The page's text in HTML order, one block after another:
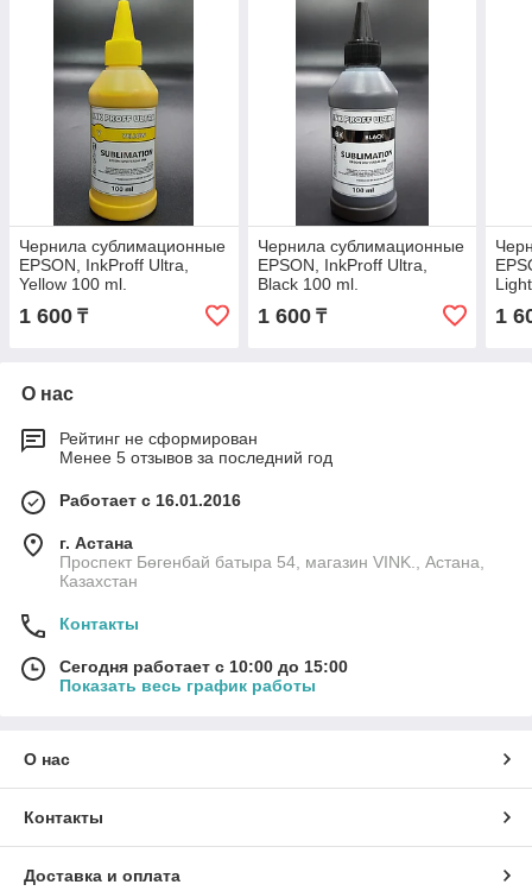
Чернила сублимационные
EPSON, InkProff Ultra,
Yellow 100 ml.
1 600 ₸
Чернила сублимационные
EPSON, InkProff Ultra,
Black 100 ml.
1 600₸ 1
О нас
Рейтинг не сформирован
Менее 5 отзывов за последний год
Работает с 16.01.2016
г. Астана
Проспект Бөгенбай батыра 54, магазин VINK., Астана,
Казахстан
Контакты
Сегодня работает с 10:00 до 15:00
Показать весь график работы
О нас
Контакты
Доставка и оплата